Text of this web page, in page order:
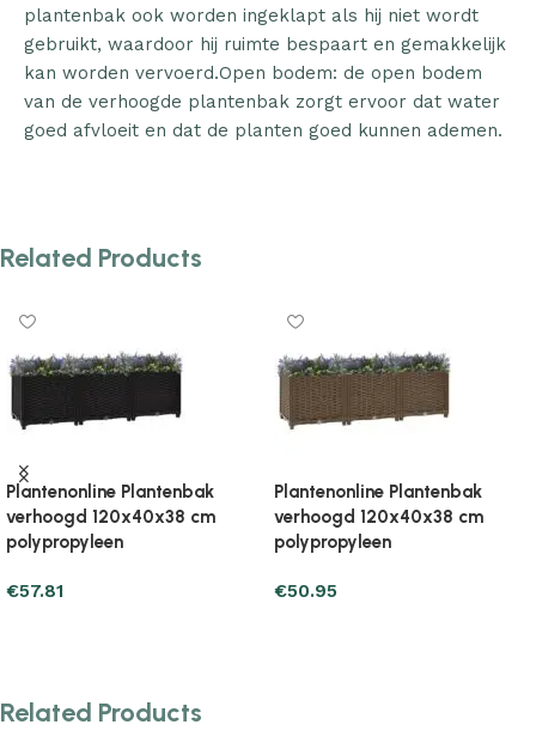
plantenbak ook worden ingeklapt als hij niet wordt
gebruikt, waardoor hij ruimte bespaart en gemakkelijk
kan worden vervoerd.Open bodem: de open bodem
van de verhoogde plantenbak zorgt ervoor dat water
goed afvloeit en dat de planten goed kunnen ademen.
Related Products
Plantenonline Plantenbak
verhoogd 120x40x38 cm
polypropyleen
€48.99
Plantenonline Plantenbak
verhoogd 120x40x71 cm
polypropyleen
€78.39
Related Products